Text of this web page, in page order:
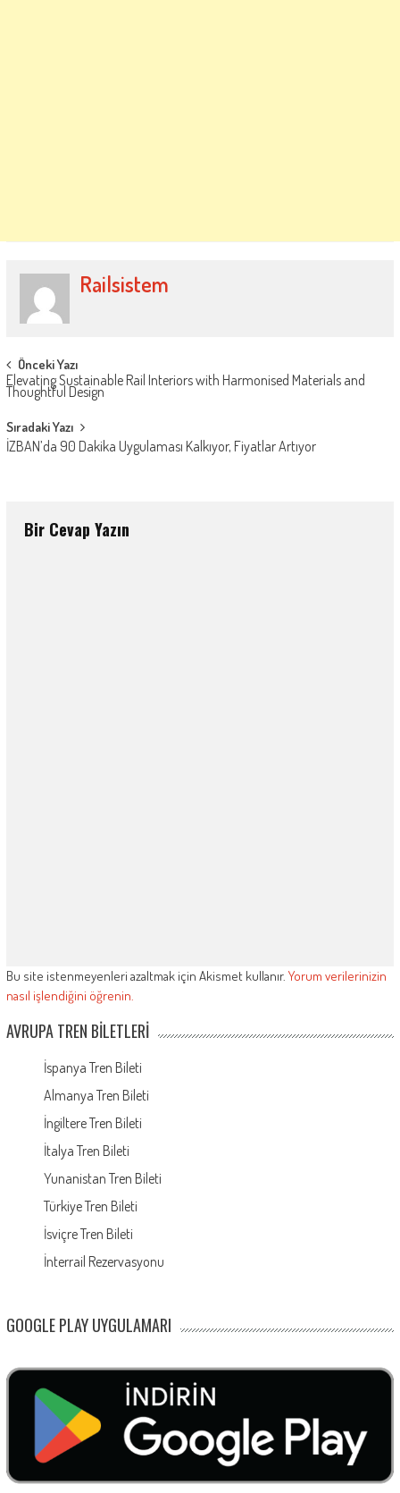
Railsistem
Post
navigation
Önceki Yazı
Elevating Sustainable Rail Interiors with Harmonised Materials and
Thoughtful Design
Sıradaki Yazı
İZBAN’da 90 Dakika Uygulaması Kalkıyor, Fiyatlar Artıyor
Bir Cevap Yazın
Bu site istenmeyenleri azaltmak için Akismet kullanır. Yorum verilerinizin
nasıl işlendiğini öğrenin.
AVRUPA TREN BILETLERI
İspanya Tren Bileti
Almanya Tren Bileti
İngiltere Tren Bileti
İtalya Tren Bileti
Yunanistan Tren Bileti
Türkiye Tren Bileti
İsviçre Tren Bileti
İnterrail Rezervasyonu
GOOGLE PLAY UYGULAMARI